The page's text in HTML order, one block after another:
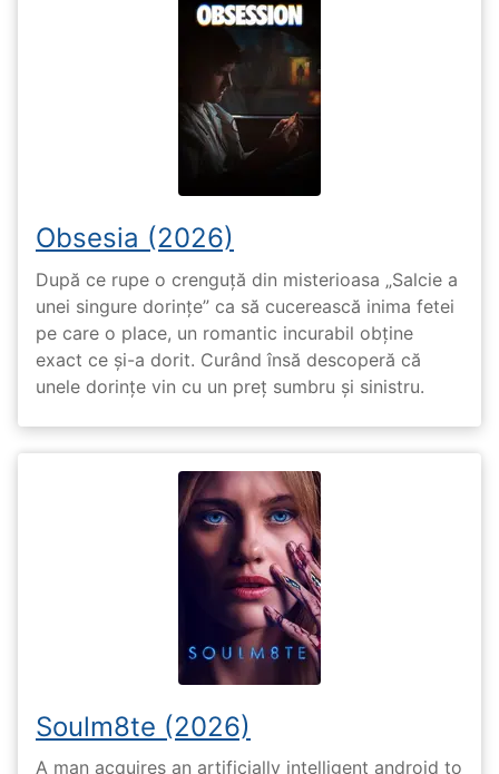
Obsesia (2026)
După ce rupe o crenguță din misterioasa „Salcie a
unei singure dorințe” ca să cucerească inima fetei
pe care o place, un romantic incurabil obține
exact ce și-a dorit. Curând însă descoperă că
unele dorințe vin cu un preț sumbru și sinistru.
Soulm8te (2026)
A man acquires an artificially intelligent android to